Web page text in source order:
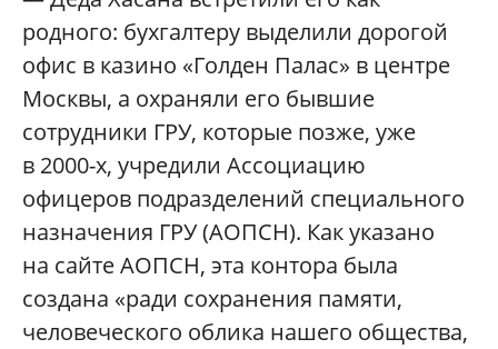
родного: бухгалтеру выделили дорогой
офис в казино «Голден Палас» в центре
Москвы, а охраняли его бывшие
сотрудники ГРУ, которые позже, уже
в 2000-х, учредили Ассоциацию
офицеров подразделений специального
назначения ГРУ (АОПСН). Как указано
на сайте АОПСН, эта контора была
создана «ради сохранения памяти,
человеческого облика нашего общества,